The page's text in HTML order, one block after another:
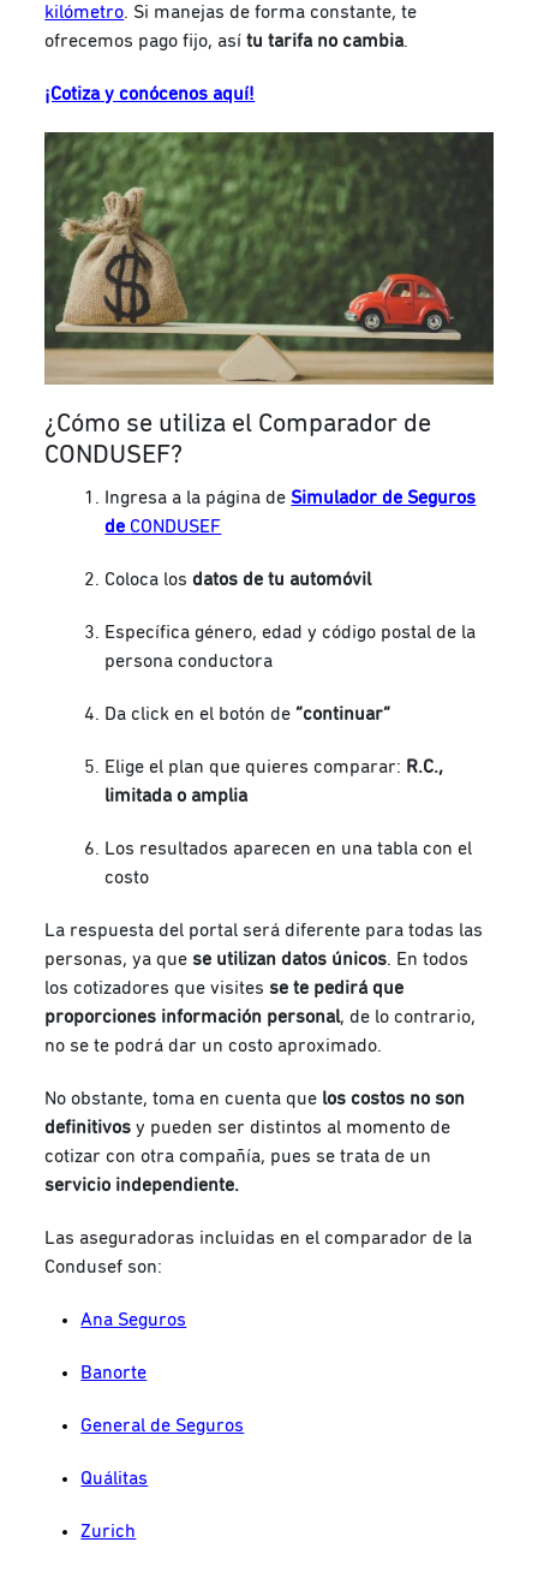
kilómetro. Si manejas de forma constante, te
ofrecemos pago fijo, asítu tarifa no cambia.
¡Cotiza y conócenos aquí!
¿Cómo se utiliza el Comparador de
CONDUSEF?
Ingresa a la página de Simulador de Seguros
de CONDUSEF
Coloca los datos de tu automóvil
Específica género, edad y código postal de la
persona conductora
Da click en el botón de “continuar”
Elige el plan que quieres comparar: R.C.,
limitada o amplia
Los resultados aparecen en una tabla con el
costo
La respuesta del portal será diferente para todas las
personas, ya quese utilizan datos únicos. En todos
los cotizadores que visitesse te pedirá que
proporciones información personal, de lo contrario,
no se te podrá dar un costo aproximado.
No obstante, toma en cuenta que los costos no son
definitivosy pueden ser distintos al momento de
cotizar con otra compañía, pues se trata de un
servicio independiente.
Las aseguradoras incluidas en el comparador de la
Condusef son:
Ana Seguros
Banorte
General de Seguros
Quálitas
Zurich